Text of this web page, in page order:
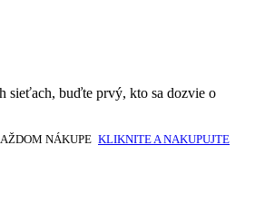
sieťach, buďte prvý, kto sa dozvie o
NÁKUPE KLIKNITE A NAKUPUJTE